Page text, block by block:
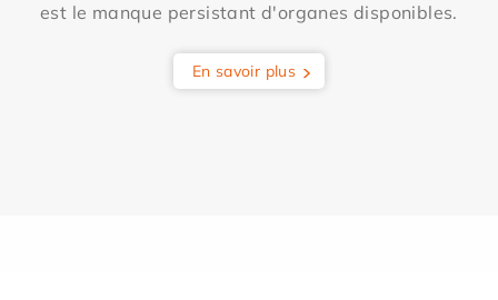
est le manque persistant d'organes disponibles.
En savoir plus